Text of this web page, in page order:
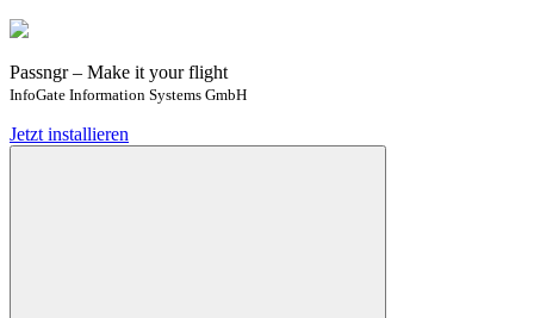
Passngr – Make it your flight
InfoGate Information Systems GmbH
Jetzt installieren